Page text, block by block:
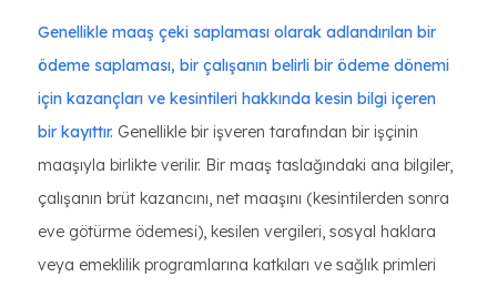
Genellikle maaş çeki saplaması olarak adlandırılan bir
ödeme saplaması, bir çalışanın belirli bir ödeme dönemi
için kazançları ve kesintileri hakkında kesin bilgi içeren
bir kayıttır. Genellikle bir işveren tarafından bir işçinin
maaşıyla birlikte verilir. Bir maaş taslağındaki ana bilgiler,
çalışanın brüt kazancını, net maaşını (kesintilerden sonra
eve götürme ödemesi), kesilen vergileri, sosyal haklara
veya emeklilik programlarına katkıları ve sağlık primleri